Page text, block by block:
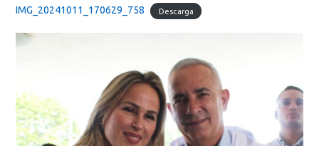
IMG_20241011_170629_758 Descarga